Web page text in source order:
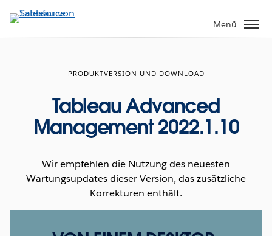
Direkt
zum
Menü
PRODUKTVERSION UND DOWNLOAD
Tableau Advanced
Management 2022.1.10
Wir empfehlen die Nutzung des neuesten
Wartungsupdates dieser Version, das zusätzliche
Korrekturen enthält.